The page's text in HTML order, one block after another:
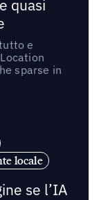
quasi
e
sparse in
locale
se l’IA